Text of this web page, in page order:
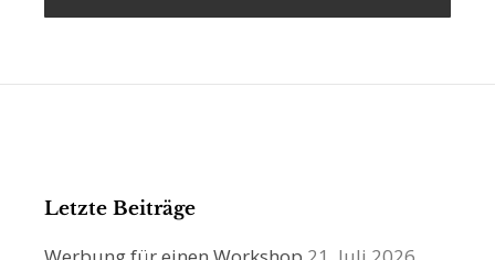
Letzte Beiträge